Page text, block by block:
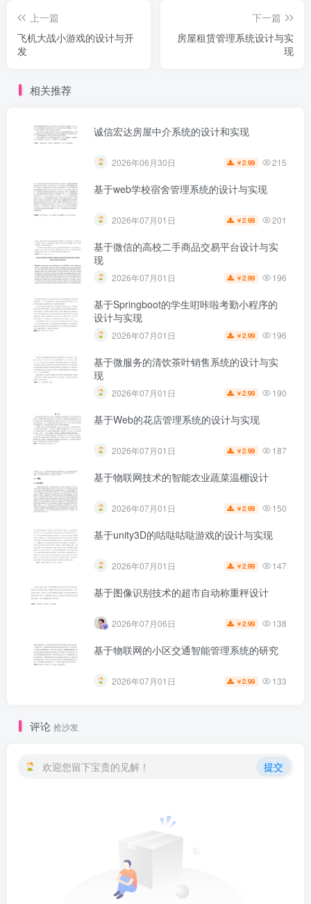
上一篇
飞机大战小游戏的设计与开
发
下一篇
房屋租赁管理系统设计与实
现
相关推荐
诚信宏达房屋中介系统的设计和实现
2026年06月30日 ￥2.99 215
基于web学校宿舍管理系统的设计与实现
2026年07月01日 ￥2.99 201
基于微信的高校二手商品交易平台设计与实
现
2026年07月01日 ￥2.99 196
基于Springboot的学生咑咔啦考勤小程序的
设计与实现
2026年07月01日 ￥2.99 196
基于微服务的清饮茶叶销售系统的设计与实
现
2026年07月01日 ￥2.99 190
基于Web的花店管理系统的设计与实现
2026年07月01日 ￥2.99 187
基于物联网技术的智能农业蔬菜温棚设计
2026年07月01日 ￥2.99 150
基于unity3D的咕哒咕哒游戏的设计与实现
2026年07月01日 ￥2.99 147
基于图像识别技术的超市自动称重秤设计
2026年07月06日 ￥2.99 138
基于物联网的小区交通智能管理系统的研究
2026年07月01日 ￥2.99 133
评论 抢沙发
欢迎您留下宝贵的见解！ 提交